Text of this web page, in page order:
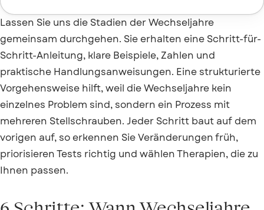
Lassen Sie uns die Stadien der Wechseljahre
gemeinsam durchgehen. Sie erhalten eine Schritt-für-
Schritt-Anleitung, klare Beispiele, Zahlen und
praktische Handlungsanweisungen. Eine strukturierte
Vorgehensweise hilft, weil die Wechseljahre kein
einzelnes Problem sind, sondern ein Prozess mit
mehreren Stellschrauben. Jeder Schritt baut auf dem
vorigen auf, so erkennen Sie Veränderungen früh,
priorisieren Tests richtig und wählen Therapien, die zu
Ihnen passen.